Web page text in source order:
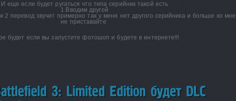
И еще если будет ругаться что типа серийник такой есть
1.Вводим другой
перевод звучит примерно так у меня нет другого серийника и больше ко мне
не приставайте
будет если вы запустите фотошоп и будете в интернете!!!